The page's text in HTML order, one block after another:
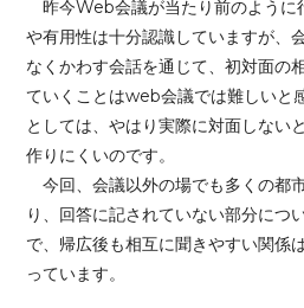
昨今Web会議が当たり前のように
や有用性は十分認識していますが、
なくかわす会話を通じて、初対面の
ていくことはweb会議では難しいと
としては、やはり実際に対面しない
作りにくいのです。
今回、会議以外の場でも多くの都
り、回答に記されていない部分につ
で、帰広後も相互に聞きやすい関係
っています。